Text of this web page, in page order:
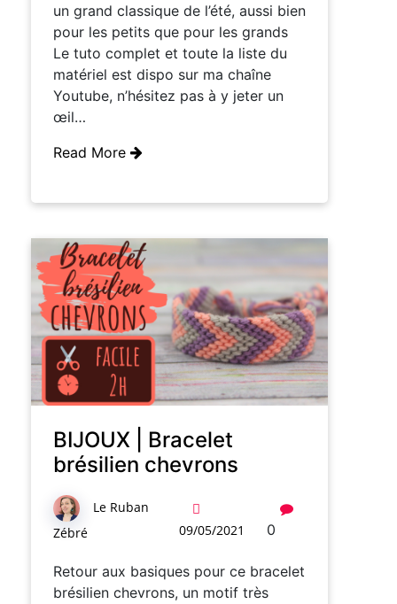
un grand classique de l’été, aussi bien
pour les petits que pour les grands
Le tuto complet et toute la liste du
matériel est dispo sur ma chaîne
Youtube, n’hésitez pas à y jeter un
œil…
Read More
BIJOUX | Bracelet
brésilien chevrons
Le Ruban
Zébré
09/05/2021 0
Retour aux basiques pour ce bracelet
brésilien chevrons, un motif très